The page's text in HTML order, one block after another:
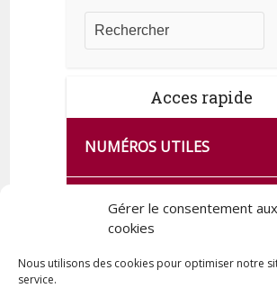
Gérer le consentement aux
cookies
Nous utilisons des cookies pour optimiser notre
service.
Acces rapide
NUMÉROS UTILES
CA SE PASSE À FRANCE
DE QUINGEY